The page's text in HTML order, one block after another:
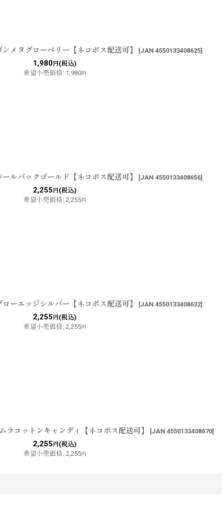
メタグローベリー【ネコポス配送可】 [JAN 4550133408625]
1,980円(税込)
希望小売価格: 1,980円
ルバックゴールド【ネコポス配送可】 [JAN 4550133408656]
2,255 円(税込)
希望小売価格: 2,255円
ーエッジシルバー【ネコポス配送可】 [JAN 4550133408632]
2,255 円(税込)
希望小売価格: 2,255円
ラコットンキャンディ【ネコポス配送可】 [JAN 4550133408670]
2,255 円(税込)
希望小売価格: 2,255円